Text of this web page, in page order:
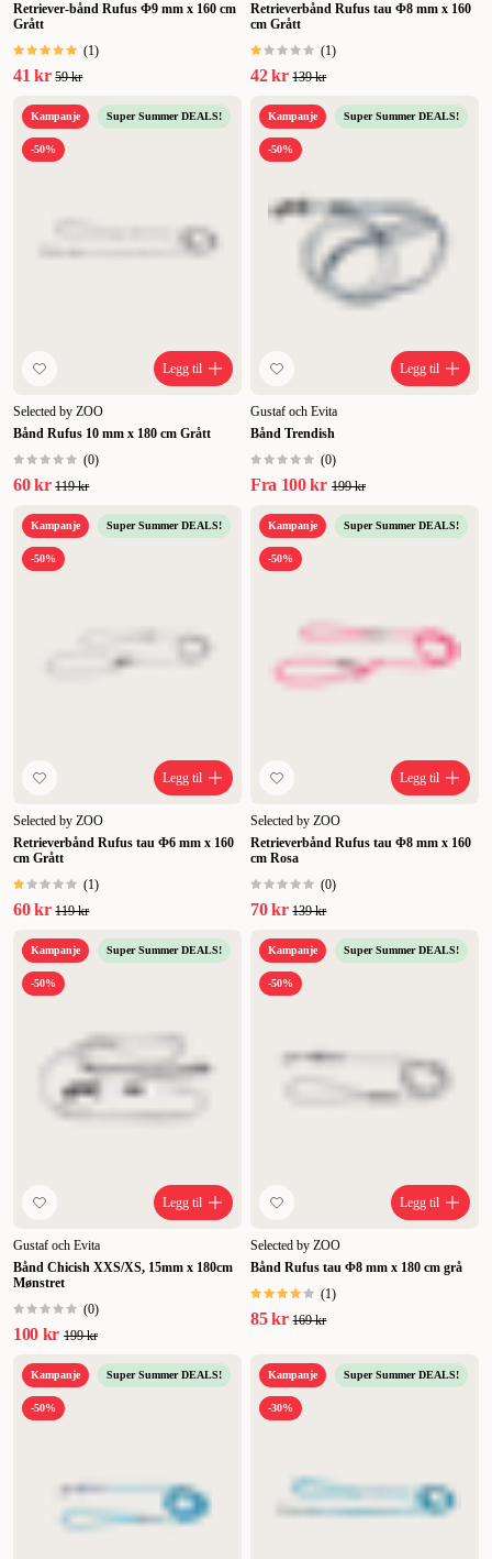
Retriever-bånd Rufus Φ9 mm x 160 cm
Grått
(1)
41 kr 59 kr
Retrieverbånd Rufus tau Φ8 mm x 160
cm Grått
(1)
42 kr 139 kr
Kampanje Super Summer DEALS!
-50%
Legg til
Selected by ZOO
Bånd Rufus 10 mm x 180 cm Grått
(0)
60 kr 119 kr
Kampanje Super Summer DEALS!
-50%
Legg til
Gustaf och Evita
Bånd Trendish
(0)
Fra 100 kr 199 kr
Kampanje Super Summer DEALS!
-50%
Legg til
Selected by ZOO
Retrieverbånd Rufus tau Φ6 mm x 160
cm Grått
(1)
60 kr 119 kr
Kampanje Super Summer DEALS!
-50%
Legg til
Selected by ZOO
Retrieverbånd Rufus tau Φ8 mm x 160
cm Rosa
(0)
70 kr 139 kr
Kampanje Super Summer DEALS!
-50%
Legg til
Gustaf och Evita
Bånd Chicish XXS/XS, 15mm x 180cm
Mønstret
(0)
100 kr 199 kr
Kampanje Super Summer DEALS!
-50%
Legg til
Selected by ZOO
Bånd Rufus tau Φ8 mm x 180 cm grå
(1)
85 kr 169 kr
Kampanje Super Summer DEALS!
-50%
Kampanje Super Summer DEALS!
-30%